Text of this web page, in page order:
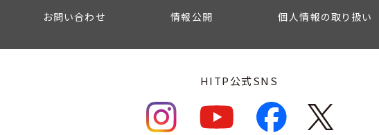
お問い合わせ 情報公開 個人情報の取り扱い
HITP公式SNS